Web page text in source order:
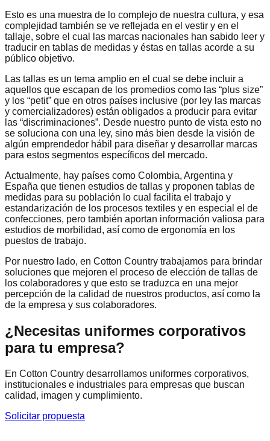
Esto es una muestra de lo complejo de nuestra cultura, y esa
complejidad también se ve reflejada en el vestir y en el
tallaje, sobre el cual las marcas nacionales han sabido leer y
traducir en tablas de medidas y éstas en tallas acorde a su
público objetivo.
Las tallas es un tema amplio en el cual se debe incluir a
aquellos que escapan de los promedios como las “plus size”
y los “petit” que en otros países inclusive (por ley las marcas
y comercializadores) están obligados a producir para evitar
las “discriminaciones”. Desde nuestro punto de vista esto no
se soluciona con una ley, sino más bien desde la visión de
algún emprendedor hábil para diseñar y desarrollar marcas
para estos segmentos específicos del mercado.
Actualmente, hay países como Colombia, Argentina y
España que tienen estudios de tallas y proponen tablas de
medidas para su población lo cual facilita el trabajo y
estandarización de los procesos textiles y en especial el de
confecciones, pero también aportan información valiosa para
estudios de morbilidad, así como de ergonomía en los
puestos de trabajo.
Por nuestro lado, en Cotton Country trabajamos para brindar
soluciones que mejoren el proceso de elección de tallas de
los colaboradores y que esto se traduzca en una mejor
percepción de la calidad de nuestros productos, así como la
de la empresa y sus colaboradores.
¿Necesitas uniformes corporativos
para tu empresa?
En Cotton Country desarrollamos uniformes corporativos,
institucionales e industriales para empresas que buscan
calidad, imagen y cumplimiento.
Solicitar propuesta